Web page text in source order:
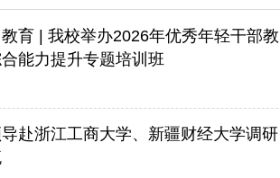
育 | 我校举办2026年优秀年轻干部教
能力提升专题培训班
赴浙江工商大学、新疆财经大学调研